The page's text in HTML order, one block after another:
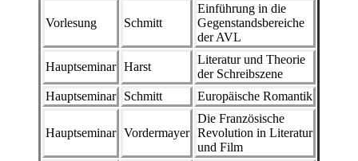
Vorlesung Schmitt
Einführung in die
Gegenstandsbereiche
der AVL
Hauptseminar Harst
Literatur und Theorie
der Schreibszene
Hauptseminar
Schmitt Europäische Romantik
Hauptseminar Vordermayer
Die Französische
Revolution in Literatur
und Film